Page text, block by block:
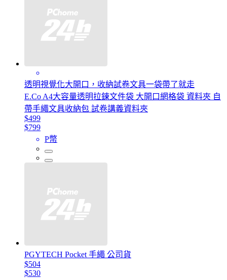
透明視覺化大開口，收納試卷文具一袋帶了就走
E.Co A4大容量透明拉鍊文件袋 大開口網格袋 資料夾 自
帶手繩文具收納包 試卷講義資料夾
$499
$799
P幣
PGYTECH Pocket 手繩 公司貨
$504
$530